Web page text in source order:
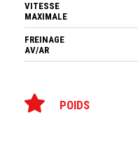
VITESSE
MAXIMALE
FREINAGE
AV/AR
POIDS